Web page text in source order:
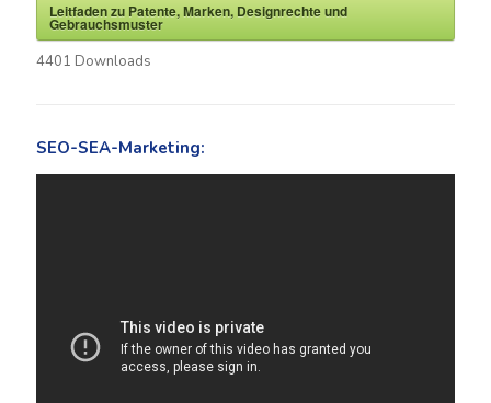
Leitfaden zu Patente, Marken, Designrechte und
Gebrauchsmuster
4401 Downloads
SEO-SEA-Marketing: